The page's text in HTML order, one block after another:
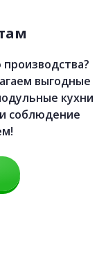
производства?
выгодные
кухни
соблюдение